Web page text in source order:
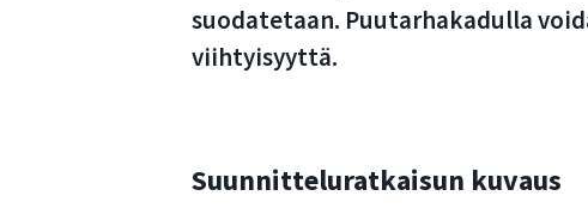
suodatetaan. Puutarhakadulla
viihtyisyyttä.
Suunnitteluratkaisun kuvaus